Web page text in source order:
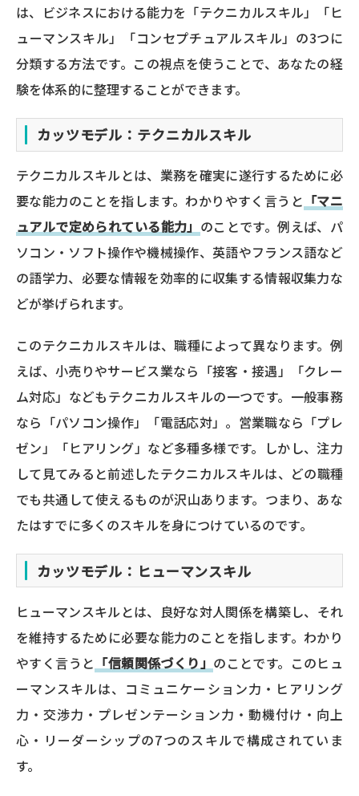
は、ビジネスにおける能力を「テクニカルスキル」「ヒ
ューマンスキル」「コンセプチュアルスキル」の3つに
分類する方法です。この視点を使うことで、あなたの経
験を体系的に整理することができます。
カッツモデル：テクニカルスキル
テクニカルスキルとは、業務を確実に遂行するために必
要な能力のことを指します。わかりやすく言うと 「マニ
ュアルで定められている能力」 のことです。例えば、パ
ソコン・ソフト操作や機械操作、英語やフランス語など
の語学力、必要な情報を効率的に収集する情報収集力な
どが挙げられます。
このテクニカルスキルは、職種によって異なります。例
えば、小売りやサービス業なら「接客・接遇」「クレー
ム対応」などもテクニカルスキルの一つです。一般事務
なら「パソコン操作」「電話応対」。営業職なら「プレ
ゼン」「ヒアリング」など多種多様です。しかし、注力
して見てみると前述したテクニカルスキルは、どの職種
でも共通して使えるものが沢山あります。つまり、あな
たはすでに多くのスキルを身につけているのです。
カッツモデル：ヒューマンスキル
ヒューマンスキルとは、良好な対人関係を構築し、それ
を維持するために必要な能力のことを指します。わかり
やすく言うと 「信頼関係づくり」 のことです。このヒュ
ーマンスキルは、コミュニケーション力・ヒアリング
力・交渉力・プレゼンテーション力・動機付け・向上
心・リーダーシップの7つのスキルで構成されていま
す。